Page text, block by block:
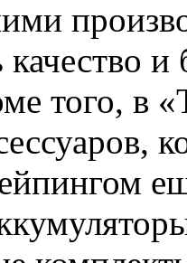
качество
того, в